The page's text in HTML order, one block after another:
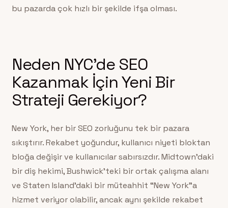
bu pazarda çok hızlı bir şekilde ifşa olması.
Neden NYC’de SEO
Kazanmak İçin Yeni Bir
Strateji Gerekiyor?
New York, her bir SEO zorluğunu tek bir pazara
sıkıştırır. Rekabet yoğundur, kullanıcı niyeti bloktan
bloğa değişir ve kullanıcılar sabırsızdır. Midtown’daki
bir diş hekimi, Bushwick’teki bir ortak çalışma alanı
ve Staten Island’daki bir müteahhit “New York”a
hizmet veriyor olabilir, ancak aynı şekilde rekabet